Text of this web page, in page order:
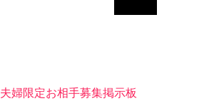
夫婦限定お相手募集掲示板